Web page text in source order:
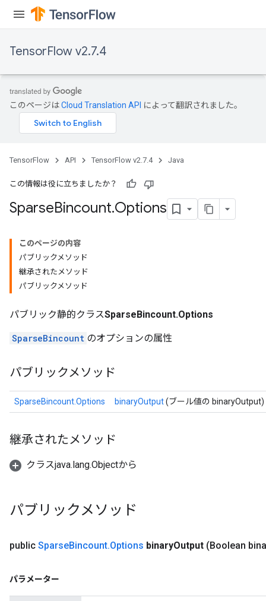
TensorFlow v2.7.4
このページはCloud Translation API によって翻訳されました。
TensorFlow API TensorFlow v2.7.4 Java
この情報は役に立ちましたか？
SparseBincount.Options
このページの内容
パブリックメソッド
継承されたメソッド
パブリックメソッド
パブリック静的クラスSparseBincount.Options
SparseBincount のオプションの属性
パブリックメソッド
SparseBincount.Options binaryOutput(ブール値の binaryOutput)
継承されたメソッド
クラスjava.lang.Objectから
パブリックメソッド
public SparseBincount.Options binaryOutput (Boolean
パラメーター